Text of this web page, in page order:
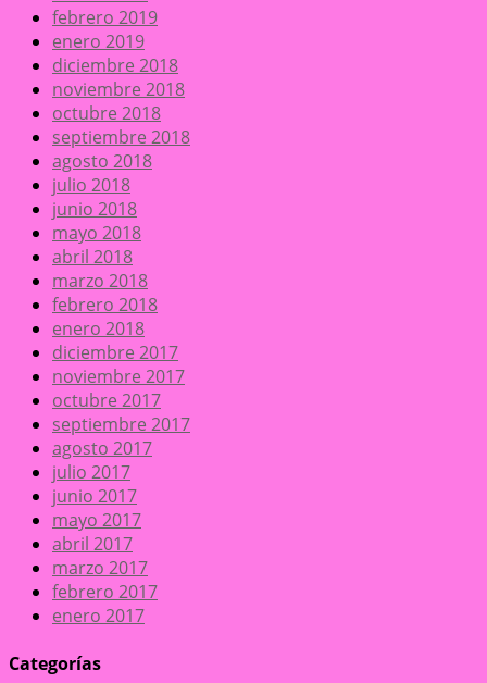
febrero 2019
enero 2019
diciembre 2018
noviembre 2018
octubre 2018
septiembre 2018
agosto 2018
julio 2018
junio 2018
mayo 2018
abril 2018
marzo 2018
febrero 2018
enero 2018
diciembre 2017
noviembre 2017
octubre 2017
septiembre 2017
agosto 2017
julio 2017
junio 2017
mayo 2017
abril 2017
marzo 2017
febrero 2017
enero 2017
Categorías